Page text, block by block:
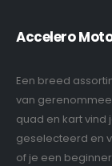
Accelero
Een breed
van
quad en kart vind
geselecteerd en
of je een